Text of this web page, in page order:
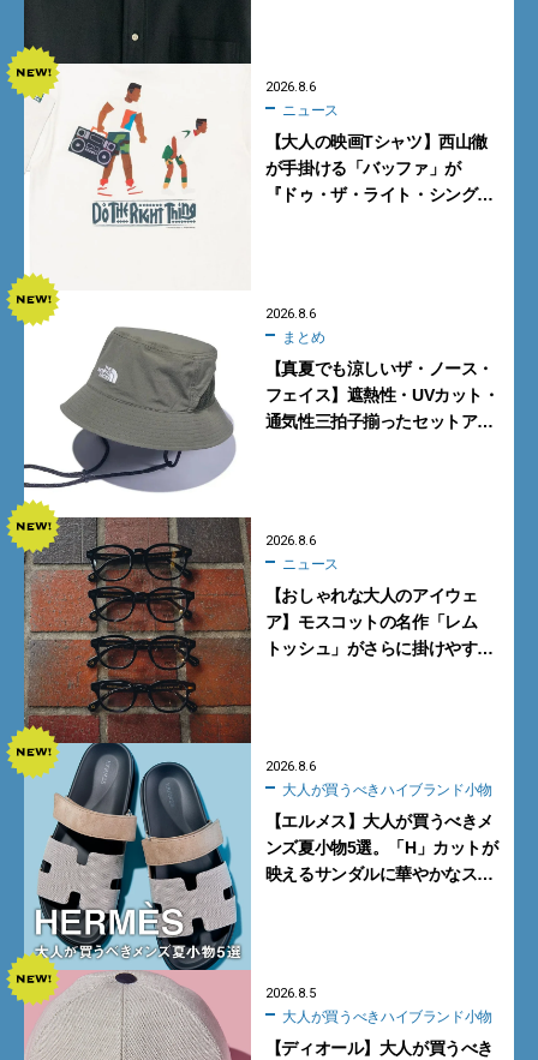
2026.8.6
ニュース
【大人の映画Tシャツ】西山徹
が手掛ける「バッファ」が
『ドゥ・ザ・ライト・シング』
2026.8.6
まとめ
【真夏でも涼しいザ・ノース・
フェイス】遮熱性・UVカット・
通気性三拍子揃ったセットアッ
2026.8.6
ニュース
【おしゃれな大人のアイウェ
ア】モスコットの名作「レム
トッシュ」がさらに掛けやす
2026.8.6
大人が買うべきハイブランド小物
【エルメス】大人が買うべきメ
ンズ夏小物5選。「H」カットが
映えるサンダルに華やかなス
2026.8.5
大人が買うべきハイブランド小物
【ディオール】大人が買うべき